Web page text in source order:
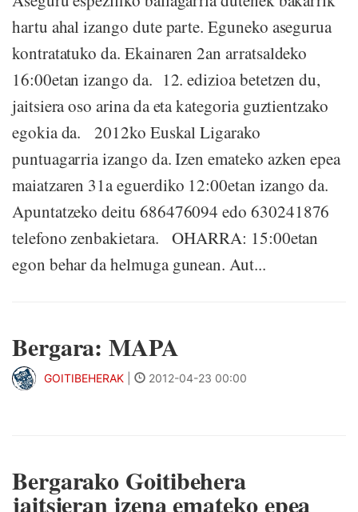
hartu ahal izango dute parte. Eguneko asegurua
kontratatuko da. Ekainaren 2an arratsaldeko
16:00etan izango da. 12. edizioa betetzen du,
jaitsiera oso arina da eta kategoria guztientzako
egokia da. 2012ko Euskal Ligarako
puntuagarria izango da. Izen emateko azken epea
maiatzaren 31a eguerdiko 12:00etan izango da.
Apuntatzeko deitu 686476094 edo 630241876
telefono zenbakietara. OHARRA: 15:00etan
egon behar da helmuga gunean. Aut...
Bergara: MAPA
GOITIBEHERAK 2012-04-23 00:00
Bergarako Goitibehera
jaitsieran izena emateko epea